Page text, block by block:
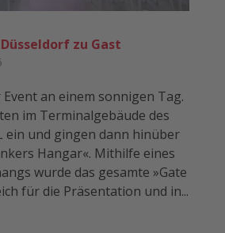
Düsseldorf zu Gast
an einem sonnigen Tag.
im Terminalgebäude des
ein und gingen dann hinüber
Hangar«. Mithilfe eines
wurde das gesamte »Gate
für die Präsentation und in...